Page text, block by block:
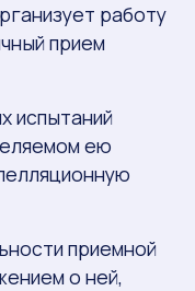
работу
прием
испытаний
ею
приемной
о ней,